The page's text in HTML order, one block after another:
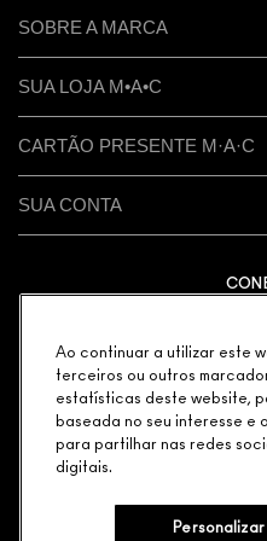
SOBRE A MARCA
SUA LOJA M•A•C
CARTÃO PRESENTE M·A·C
SUA CONTA
GERENCIAR COOKIES DO
TERMOS &
POLÍTICA M·A·C
© MAKE-UP ART
ELEGÂNCIA
Ao continuar a utilizar este
terceiros ou outros
estatísticas deste website,
baseada no seu interesse e
para partilhar nas redes
digitais.
Personalizar